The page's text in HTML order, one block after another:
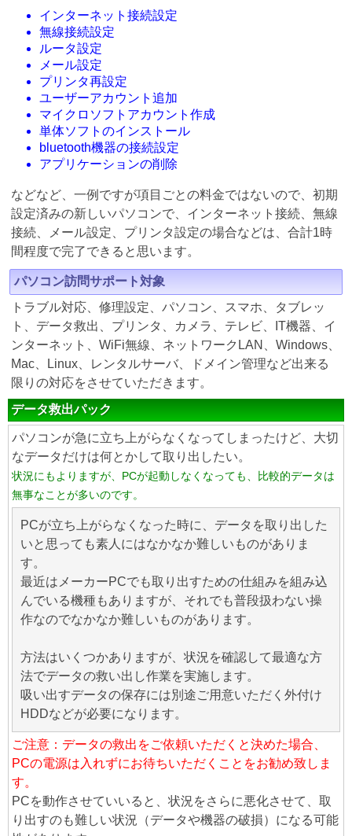
インターネット接続設定
無線接続設定
ルータ設定
メール設定
プリンタ再設定
ユーザーアカウント追加
マイクロソフトアカウント作成
単体ソフトのインストール
bluetooth機器の接続設定
アプリケーションの削除
などなど、一例ですが項目ごとの料金ではないので、初期
設定済みの新しいパソコンで、インターネット接続、無線
接続、メール設定、プリンタ設定の場合などは、合計1時
間程度で完了できると思います。
パソコン訪問サポート対象
トラブル対応、修理設定、パソコン、スマホ、タブレッ
ト、データ救出、プリンタ、カメラ、テレビ、IT機器、イ
ンターネット、WiFi無線、ネットワークLAN、Windows、
Mac、Linux、レンタルサーバ、ドメイン管理など出来る
限りの対応をさせていただきます。
データ救出パック
パソコンが急に立ち上がらなくなってしまったけど、大切
なデータだけは何とかして取り出したい。
状況にもよりますが、PCが起動しなくなっても、比較的データは
無事なことが多いのです。
PCが立ち上がらなくなった時に、データを取り出した
いと思っても素人にはなかなか難しいものがありま
す。
最近はメーカーPCでも取り出すための仕組みを組み込
んでいる機種もありますが、それでも普段扱わない操
作なのでなかなか難しいものがあります。
方法はいくつかありますが、状況を確認して最適な方
法でデータの救い出し作業を実施します。
吸い出すデータの保存には別途ご用意いただく外付け
HDDなどが必要になります。
ご注意：データの救出をご依頼いただくと決めた場合、
PCの電源は入れずにお待ちいただくことをお勧め致しま
す。
PCを動作させていいると、状況をさらに悪化させて、取
り出すのも難しい状況（データや機器の破損）になる可能